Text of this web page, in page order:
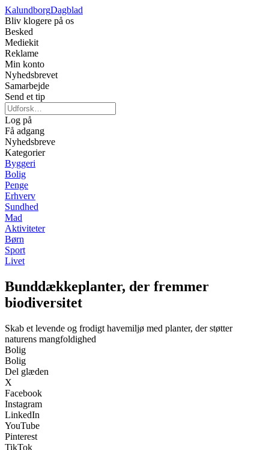
KalundborgDagblad
Bliv klogere på os
Besked
Mediekit
Reklame
Min konto
Nyhedsbrevet
Samarbejde
Send et tip
Log på
Få adgang
Nyhedsbreve
Kategorier
Byggeri
Bolig
Penge
Erhverv
Sundhed
Mad
Aktiviteter
Børn
Sport
Livet
Bunddækkeplanter, der fremmer
biodiversitet
Skab et levende og frodigt havemiljø med planter, der støtter
naturens mangfoldighed
Bolig
Bolig
Del glæden
X
Facebook
Instagram
LinkedIn
YouTube
Pinterest
TikTok